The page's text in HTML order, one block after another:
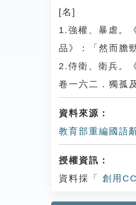
[名]
1.強權、暴虐。
品》：「然而膽
2.侍衛、衛兵。
卷一六二．獨孤
資料來源：
教育部重編國語
授權資訊：
資料採「
創用